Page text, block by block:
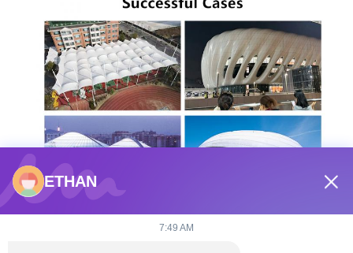
ETHAN
7:49 AM